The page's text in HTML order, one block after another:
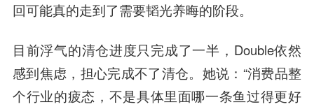
回可能真的走到了需要韬光养晦的阶段。
目前浮气的清仓进度只完成了一半，Double依然
感到焦虑，担心完成不了清仓。她说：“消费品整
个行业的疲态，不是具体里面哪一条鱼过得更好